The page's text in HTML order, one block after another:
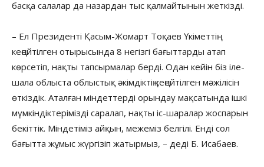
басқа салалар да назардан тыс қалмайтынын жеткізді.
– Ел Президенті Қасым-Жомарт Тоқаев Үкіметтің
кеңейтілген отырысында 8 негізгі бағыттарды атап
көрсетіп, нақты тапсырмалар берді. Одан кейін біз іле-
шала облыста облыстық әкімдіктің кеңейтілген мәжілісін
өткіздік. Аталған міндеттерді орындау мақсатында ішкі
мүмкіндіктерімізді саралап, нақты іс-шаралар жоспарын
бекіттік. Міндетіміз айқын, межеміз белгілі. Енді сол
бағытта жұмыс жүргізіп жатырмыз, – деді Б. Исабаев.